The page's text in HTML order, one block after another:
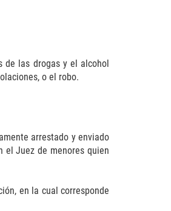
de las drogas y el alcohol
o el robo.
arrestado y enviado
el Juez de menores quien
en la cual corresponde